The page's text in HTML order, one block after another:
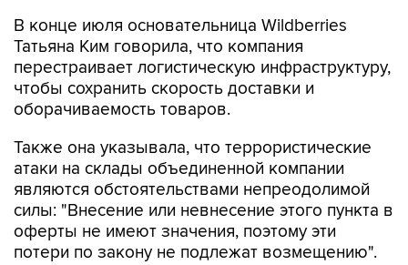
В конце июля основательница Wildberries
Татьяна Ким говорила, что компания
перестраивает логистическую инфраструктуру,
чтобы сохранить скорость доставки и
оборачиваемость товаров.
Также она указывала, что террористические
атаки на склады объединенной компании
являются обстоятельствами непреодолимой
силы: "Внесение или невнесение этого пункта в
оферты не имеют значения, поэтому эти
потери по закону не подлежат возмещению".